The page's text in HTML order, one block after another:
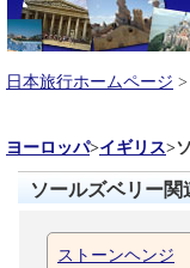
日本旅行ホームページ >
ヨーロッパ>イギリス>
ソールズベリー
ストーンヘンジ